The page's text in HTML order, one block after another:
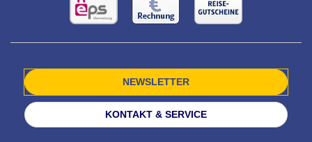
NEWSLETTER
KONTAKT & SERVICE